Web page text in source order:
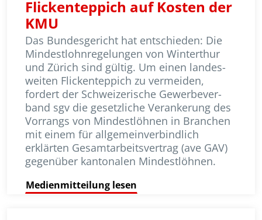
Flickenteppich auf Kosten der
KMU
Das Bundesgericht hat entschieden: Die
Mindestlohnregelungen von Winterthur
und Zürich sind gültig. Um einen landes­
weiten Flickenteppich zu vermeiden,
fordert der Schweizerische Gewerbe­ver­
band sgv die gesetzliche Verankerung des
Vorrangs von Mindestlöhnen in Branchen
mit einem für allgemeinverbindlich
erklärten Gesamtarbeitsvertrag (ave GAV)
gegenüber kantonalen Mindestlöhnen.
Medienmitteilung lesen